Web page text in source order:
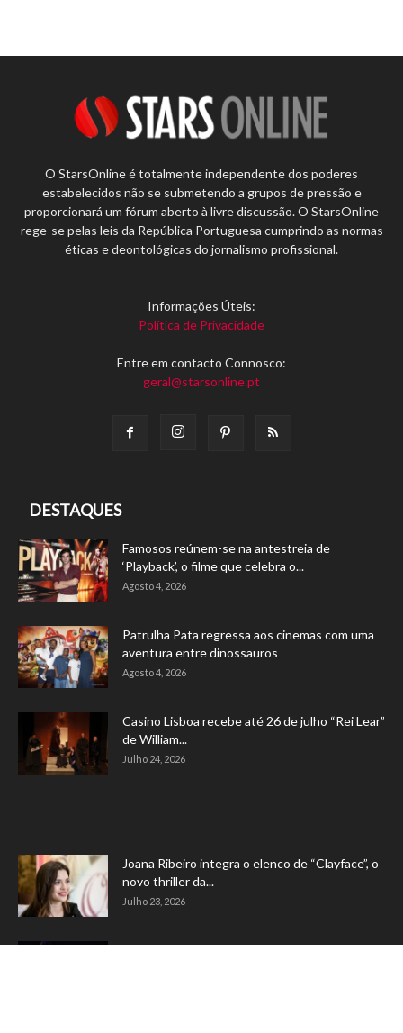
O StarsOnline é totalmente independente dos poderes
estabelecidos não se submetendo a grupos de pressão e
proporcionará um fórum aberto à livre discussão. O StarsOnline
rege-se pelas leis da República Portuguesa cumprindo as normas
éticas e deontológicas do jornalismo profissional.
Informações Úteis:
Política de Privacidade
Entre em contacto Connosco:
geral@starsonline.pt
DESTAQUES
Famosos reúnem-se na antestreia de
‘Playback’, o filme que celebra o...
Agosto 4, 2026
Patrulha Pata regressa aos cinemas com uma
aventura entre dinossauros
Agosto 4, 2026
Casino Lisboa recebe até 26 de julho “Rei Lear”
de William...
Julho 24, 2026
Joana Ribeiro integra o elenco de “Clayface”, o
novo thriller da...
Julho 23, 2026
Morreu Luís Represas aos 69 anos. A música